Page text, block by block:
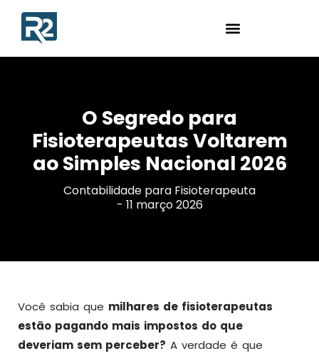
O Segredo para
Fisioterapeutas Voltarem
ao Simples Nacional 2026
Contabilidade para Fisioterapeuta
- 11 março 2026
Você sabia que milhares de fisioterapeutas
estão pagando mais impostos do que
deveriam sem perceber? A verdade é que